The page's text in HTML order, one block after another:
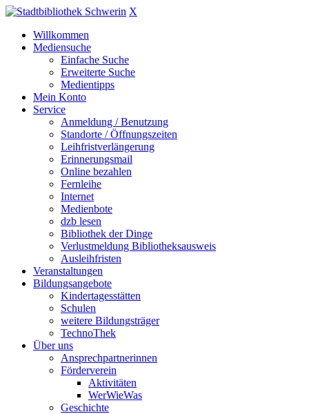
X
Willkommen
Mediensuche
Einfache Suche
Erweiterte Suche
Medientipps
Mein Konto
Service
Anmeldung / Benutzung
Standorte / Öffnungszeiten
Leihfristverlängerung
Erinnerungsmail
Online bezahlen
Fernleihe
Internet
Medienbote
dzb lesen
Bibliothek der Dinge
Verlustmeldung Bibliotheksausweis
Ausleihfristen
Veranstaltungen
Bildungsangebote
Kindertagesstätten
Schulen
weitere Bildungsträger
TechnoThek
Über uns
Ansprechpartnerinnen
Förderverein
Aktivitäten
WerWieWas
Geschichte